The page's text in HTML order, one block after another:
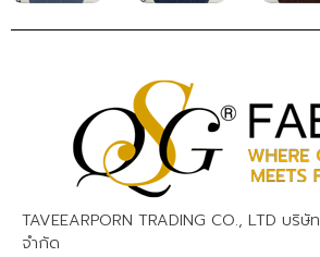
TAVEEARPORN TRADING CO., LTD บริ
จำกัด